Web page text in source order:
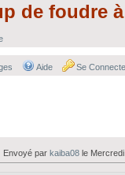
de foudre
Aide Se
Envoyé par kaiba08 le